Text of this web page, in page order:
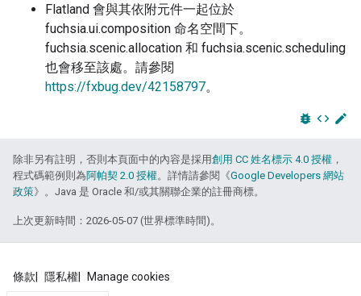
Flatland 會與其依附元件一起位於
fuchsia.ui.composition 命名空間下。
fuchsia.scenic.allocation 和 fuchsia.scenic.scheduling
也會移至該處。請參閱
https://fxbug.dev/42158797。
bug_report code edit
除非另有註明，否則本頁面中的內容是採用創用 CC 姓名標示 4.0 授權 ，
程式碼範例則為阿帕契 2.0 授權。詳情請參閱《Google Developers 網站
政策》。Java 是 Oracle 和/或其關聯企業的註冊商標。
上次更新時間：2026-05-07 (世界標準時間)。
條款 隱私權 Manage cookies